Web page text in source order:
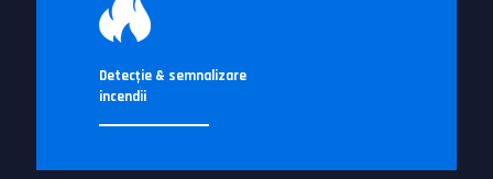
Detecţie & semnalizare
incendii